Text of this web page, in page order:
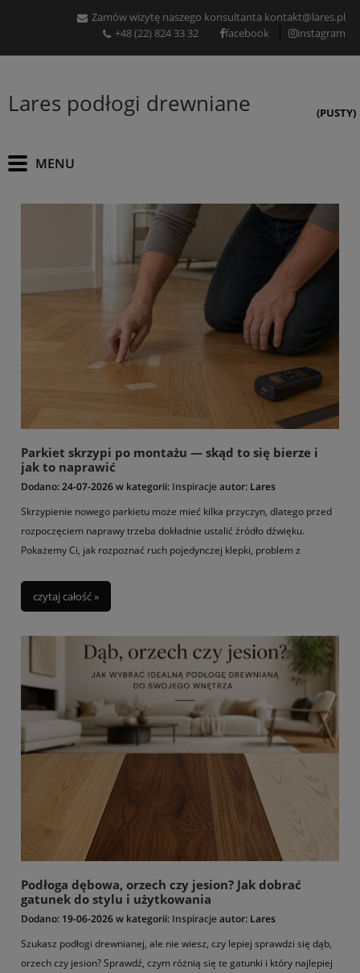
Zamów wizytę naszego konsultanta kontakt@lares.pl
+48 (22) 824 33 32
facebook instagram
Lares podłogi drewniane (PUSTY)
Parkiet skrzypi po montażu — skąd to się bierze i
jak to naprawić
Dodano:24-07-2026w kategorii: Inspiracjeautor: Lares
Skrzypienie nowego parkietu może mieć kilka przyczyn, dlatego przed
rozpoczęciem naprawy trzeba dokładnie ustalić źródło dźwięku.
Pokażemy Ci, jak rozpoznać ruch pojedynczej klepki, problem z
warunków w pomieszczeniu.
czytaj całość »
Podłoga dębowa, orzech czy jesion? Jak dobrać
gatunek do stylu i użytkowania
Dodano: 19-06-2026w kategorii: Inspiracjeautor: Lares
Szukasz podłogi drewnianej, ale nie wiesz, czy lepiej sprawdzi się dąb,
orzech czy jesion? Sprawdź, czym różnią się te gatunki i który najlepiej